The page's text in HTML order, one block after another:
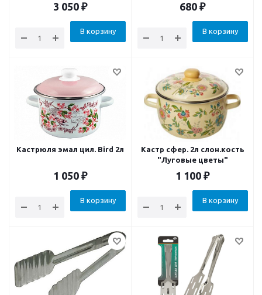
3 050 ₽
В корзину
680 ₽
В корзину
Кастрюля эмал цил. Bird 2л
1 050 ₽
В корзину
Кастр сфер. 2л слон.кость
"Луговые цветы"
1 100 ₽
В корзину